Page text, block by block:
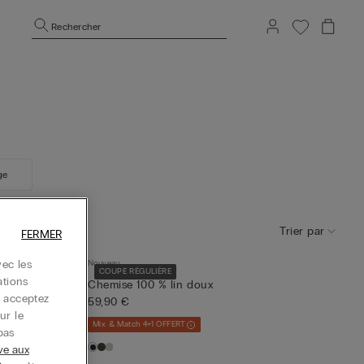
Rechercher
Trier par
COUPE RÉGULIÈRE
Nouveau
Chemise 100 % lin doux
59,90 €
Mix & Match 4+1 OFFERT
les
le
aux
FERMER